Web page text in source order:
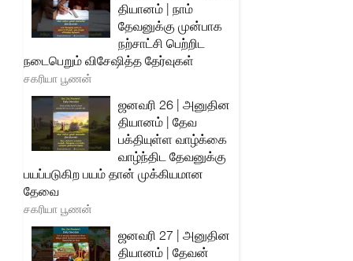
தியானம் | நாம்
தேவனுக்கு முன்பாக
நற்சாட்சி பெற்றிட
நடைபெறும் விசேஷித்த தேர்வுகள்
சகரியா பூணன்
ஜனவரி 26 | அனுதின
தியானம் | தேவ
பக்தியுள்ள வாழ்க்கை
வாழ்ந்திட தேவனுக்கு
பயப்படுகிற பயம் தான் முக்கியமான
தேவை
சகரியா பூணன்
ஜனவரி 27 | அனுதின
தியானம் | தேவன்